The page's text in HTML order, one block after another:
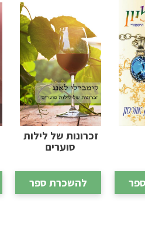
זכרונות של לילות
סוערים
להשכרת ספר